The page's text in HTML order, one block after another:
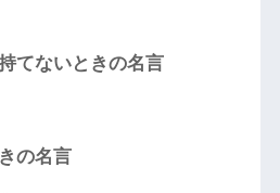
てないときの名言
の名言